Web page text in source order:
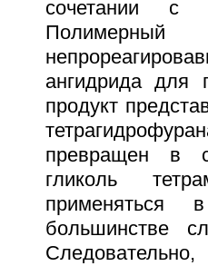
сочетании с
ангидрида для
продукт
превращен в
гликоль
применяться
большинстве